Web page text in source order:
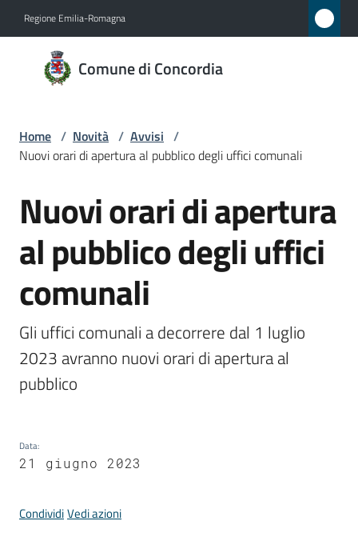
Regione Emilia-Romagna
Comune di Concordia
Comune
di
Novità
Servizi
Vivere
Concordia
Concordia
Comune
Sportello
telematico
Home / Novità / Avvisi /
Nuovi orari di apertura al pubblico degli uffici comunali
Salta al contenuto
Nuovi orari di apertura
al pubblico degli uffici
comunali
Gli uffici comunali a decorrere dal 1 luglio
2023 avranno nuovi orari di apertura al
pubblico
Data:
21 giugno 2023
CondividiVedi azioni